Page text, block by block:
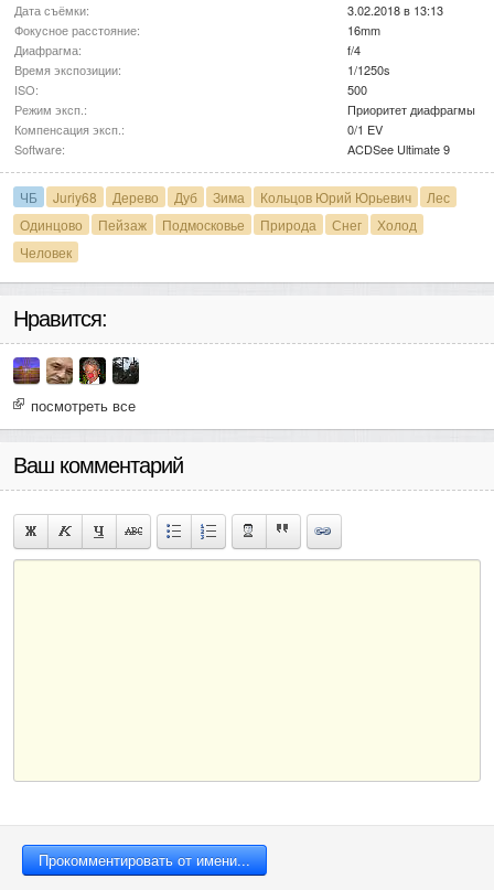
Дата съёмки:
3.02.2018 в 13:13
Фокусное расстояние:
16mm
Диафрагма:
f/4
Время экспозиции:
1/1250s
ISO:
500
Режим эксп.:
Приоритет диафрагмы
Компенсация эксп.:
0/1 EV
Software:
ACDSee Ultimate 9
ЧБ Juriy68 Дерево Дуб Зима Кольцов Юрий Юрьевич
Лес
Одинцово
Пейзаж Подмосковье Природа Снег
Холод
Человек
Нравится:
посмотреть все
Ваш комментарий